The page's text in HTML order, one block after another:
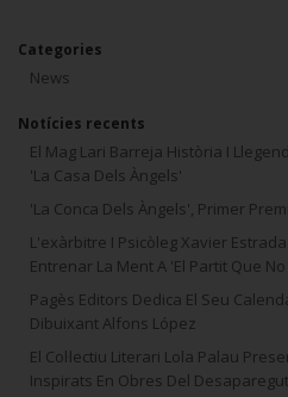
Categories
News
Notícies recents
El Mag Lari Barreja Història I
'La Casa Dels Àngels'
'La Conca Dels Àngels', Primer
L'exàrbitre I Psicòleg Xavier
Entrenar La Ment A 'El Partit Que
Pagès Editors Dedica El Seu
Dibuixant Alfons López
El Col·lectiu Literari Lola Palau
Inspirats En Obres Del